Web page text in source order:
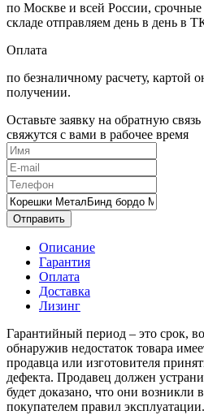
по Москве и всей России, срочные
складе отправляем день в день в
Оплата
по безналичному расчету, картой
получении.
Оставьте заявку на обратную
свяжутся с вами в рабочее время
Отправить
Описание
Гарантия
Оплата
Доставка
Лизинг
Гарантийный период – это срок,
обнаружив недостаток товара
продавца или изготовителя
дефекта. Продавец должен
будет доказано, что они возникли
покупателем правил эксплуатации.